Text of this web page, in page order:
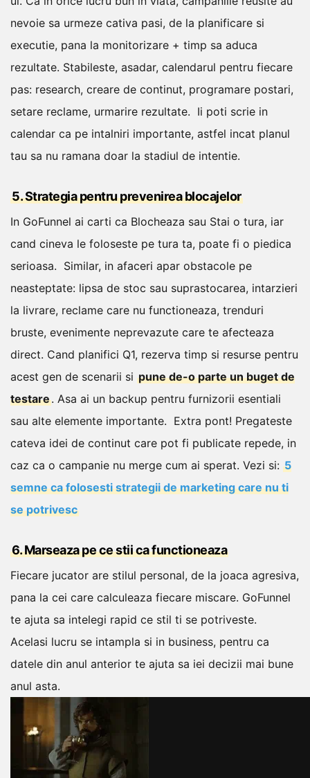
nevoie sa urmeze cativa pasi, de la planificare si
executie, pana la monitorizare + timp sa aduca
rezultate. Stabileste, asadar, calendarul pentru fiecare
pas: research, creare de continut, programare postari,
setare reclame, urmarire rezultate. Ii poti scrie in
calendar ca pe intalniri importante, astfel incat planul
tau sa nu ramana doar la stadiul de intentie.
5. Strategia pentru prevenirea blocajelor
In GoFunnel ai carti ca Blocheaza sau Stai o tura, iar
cand cineva le foloseste pe tura ta, poate fi o piedica
serioasa. Similar, in afaceri apar obstacole pe
neasteptate: lipsa de stoc sau suprastocarea, intarzieri
la livrare, reclame care nu functioneaza, trenduri
bruste, evenimente neprevazute care te afecteaza
direct. Cand planifici Q1, rezerva timp si resurse pentru
acest gen de scenarii si pune de-o parte un buget de
testare. Asa ai un backup pentru furnizorii esentiali
sau alte elemente importante. Extra pont! Pregateste
cateva idei de continut care pot fi publicate repede, in
caz ca o campanie nu merge cum ai sperat. Vezi si: 5
semne ca folosesti strategii de marketing care nu ti
se potrivesc
6. Marseaza pe ce stii ca functioneaza
Fiecare jucator are stilul personal, de la joaca agresiva,
pana la cei care calculeaza fiecare miscare. GoFunnel
te ajuta sa intelegi rapid ce stil ti se potriveste.
Acelasi lucru se intampla si in business, pentru ca
datele din anul anterior te ajuta sa iei decizii mai bune
anul asta.